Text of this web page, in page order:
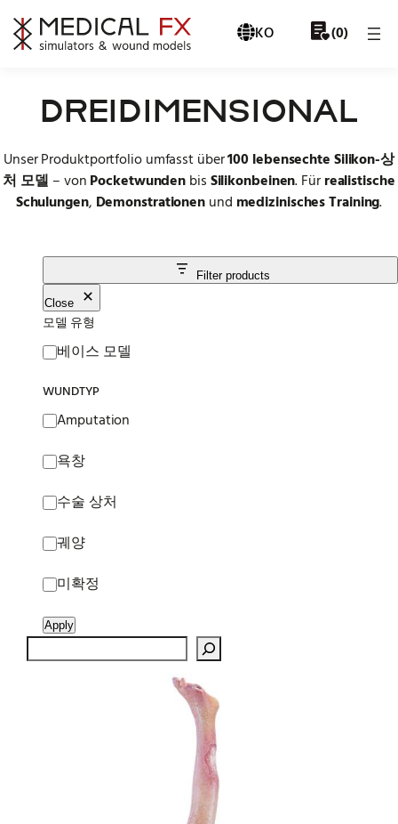
KO
(0)
DREIDIMENSIONAL
Unser Produktportfolio umfasst über100 lebensechte Silikon-상
처 모델 – vonPocketwundenbisSilikonbeinen. Fürrealistische
Schulungen, Demonstrationenund medizinisches Training.
Filter products
Close
모델 유형
베이스 모델
WUNDTYP
Amputation
욕창
수술 상처
궤양
미확정
Apply
Search